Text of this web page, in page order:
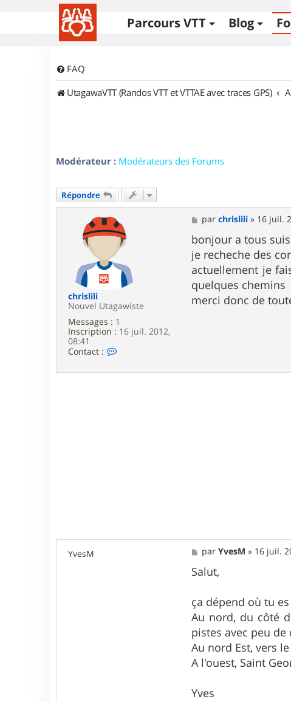
Parcours VTT Blog
FAQ
UtagawaVTT (Randos VTT et VTTAE avec traces GPS)
Modérateur : Modérateurs des Forums
Répondre
chrislili
Nouvel Utagawiste
Messages : 1
Inscription : 16 juil. 2012,
08:41
Contact :
M
e
s
s
a
g
e
parchrislili » 16 juil.
bonjour a tous
je recheche des
actuellement je
quelques chemins
merci donc de
YvesM
M
e
s
s
g
e
parYvesM » 16 juil.
Salut,
ça dépend où tu
Au nord, du côté
pistes avec peu de
Au nord Est, vers
A l'ouest, Saint
Yves